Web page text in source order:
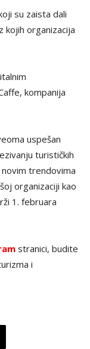
su zaista dali
kojih organizacija
kompanija
uspešan
turističkih
trendovima
organizaciji kao
1. februara
stranici, budite
i